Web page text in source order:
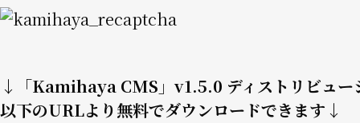
Image
↓「Kamihaya CMS」v1.5.0 ディストリビュー
以下のURLより無料でダウンロードできます↓